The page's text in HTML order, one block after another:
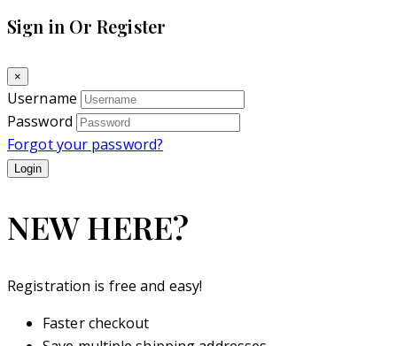
Sign in Or Register
×
Username
Password
Forgot your password?
NEW HERE?
Registration is free and easy!
Faster checkout